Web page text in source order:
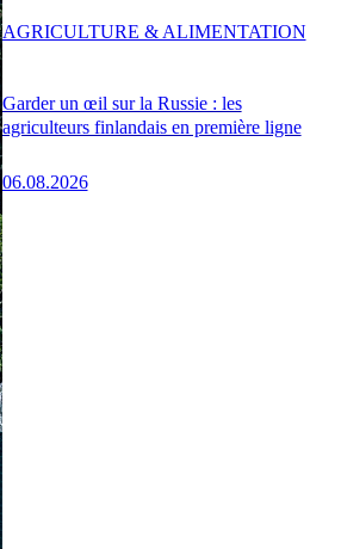
Garder un œil sur la Russie : les
agriculteurs finlandais en première ligne
06.08.2026
AGRICULTURE & ALIMENTATION